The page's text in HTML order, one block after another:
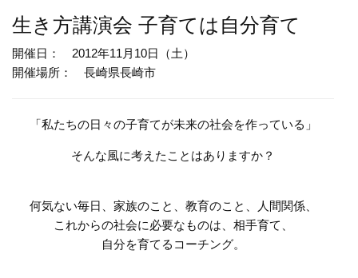
生き方講演会 子育ては自分育て
開催日： 2012年11月10日（土）
開催場所： 長崎県長崎市
「私たちの日々の子育てが未来の社会を作っている」
そんな風に考えたことはありますか？
何気ない毎日、家族のこと、教育のこと、人間関係、
これからの社会に必要なものは、相手育て、
自分を育てるコーチング。